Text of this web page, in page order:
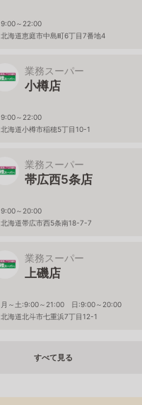
9:00～22:00
北海道恵庭市中島町6丁目7番地4
業務スーパー
小樽店
9:00～22:00
北海道小樽市稲穂5丁目10-1
業務スーパー
帯広西5条店
9:00～20:00
北海道帯広市西5条南18-7-7
業務スーパー
上磯店
月～土:9:00～21:00 日:9:00～20:00
北海道北斗市七重浜7丁目12-1
すべて見る